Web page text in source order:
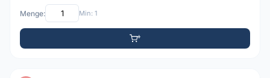
Menge: Min: 1